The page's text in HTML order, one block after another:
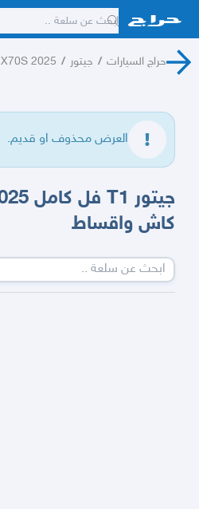
حراج السيارات / جيتور /
X70S 2025
العرض محذوف او قديم.
كاش واقساط